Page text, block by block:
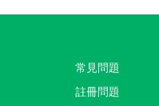
常見問題
註冊問題